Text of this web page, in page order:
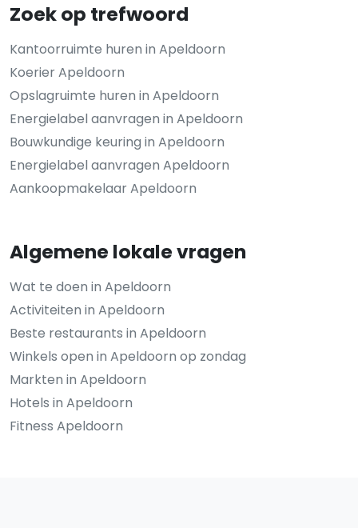
Zoek op trefwoord
Kantoorruimte huren in Apeldoorn
Koerier Apeldoorn
Opslagruimte huren in Apeldoorn
Energielabel aanvragen in Apeldoorn
Bouwkundige keuring in Apeldoorn
Energielabel aanvragen Apeldoorn
Aankoopmakelaar Apeldoorn
Algemene lokale vragen
Wat te doen in Apeldoorn
Activiteiten in Apeldoorn
Beste restaurants in Apeldoorn
Winkels open in Apeldoorn op zondag
Markten in Apeldoorn
Hotels in Apeldoorn
Fitness Apeldoorn